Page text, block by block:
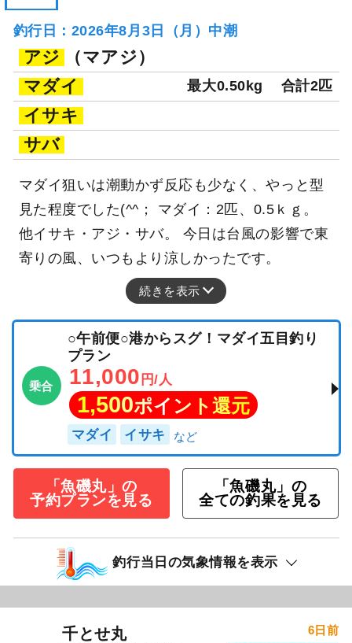
釣行日：2026年8月3日（月）中潮
アジ
（マアジ）
マダイ
最大0.50kg 合計2匹
イサキ
サバ
マダイ狙いは潮動かず反応も少なく、やっと型
見た程度でした(^^； マダイ：2匹、0.5ｋｇ。
他イサキ・アジ・サバ。 今日は台風の影響で東
寄りの風、いつもより涼しかったです。
続きを表示
乗合
○午前便○港からスグ！マダイ五目釣り
プラン
11,000 円/人
1,500ポイント還元
マダイ イサキ
「魚磯丸」の
予約プランを見る
「魚磯丸」の
全ての釣果を見る
釣行当日の気象情報を表示
千とせ丸 6日前